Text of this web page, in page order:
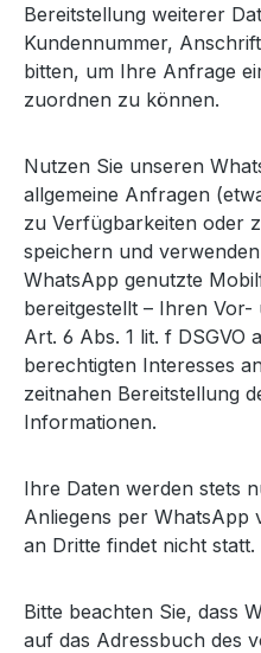
Bereitstellung weiterer
Kundennummer,
bitten, um Ihre Anfrage
zuordnen zu können.
Nutzen Sie unseren
allgemeine Anfragen
zu Verfügbarkeiten oder
speichern und
WhatsApp genutzte
bereitgestellt – Ihren
Art. 6 Abs. 1 lit. f DSGVO
berechtigten Interesses
zeitnahen Bereitstellung
Informationen.
Ihre Daten werden stets
Anliegens per WhatsApp
an Dritte findet nicht statt.
Bitte beachten Sie, dass
auf das Adressbuch des